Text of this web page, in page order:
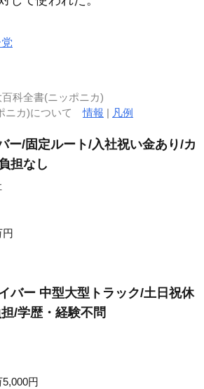
科全書(ニッポニカ)
ニカ)について情報 | 凡例
ー/固定ルート/入社祝い金あり/カ
担なし
円
バー 中型大型トラック/土日祝休
/学歴・経験不問
円